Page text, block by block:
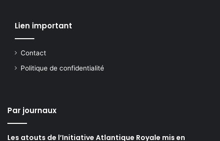
Lien important
Contact
Politique de confidentialité
Par journaux
Les atouts de l’Initiative Atlantique Royale mis en